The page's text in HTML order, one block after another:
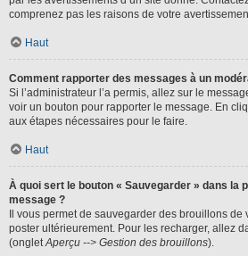
comprenez pas les raisons de votre
Haut
Comment rapporter des messages à un
Si l’administrateur l’a permis, allez sur le
voir un bouton pour rapporter le message. En
aux étapes nécessaires pour le faire.
Haut
À quoi sert le bouton « Sauvegarder » dans la
message ?
Il vous permet de sauvegarder des brouillons
poster ultérieurement. Pour les recharger, allez
(ongletAperçu --> Gestion des brouillons).